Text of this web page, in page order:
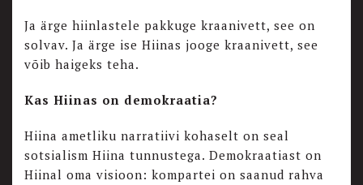
Ja ärge hiinlastele pakkuge kraanivett, see on
solvav. Ja ärge ise Hiinas jooge kraanivett, see
võib haigeks teha.
Kas Hiinas on demokraatia?
Hiina ametliku narratiivi kohaselt on seal
sotsialism Hiina tunnustega. Demokraatiast on
Hiinal oma visioon: kompartei on saanud rahva